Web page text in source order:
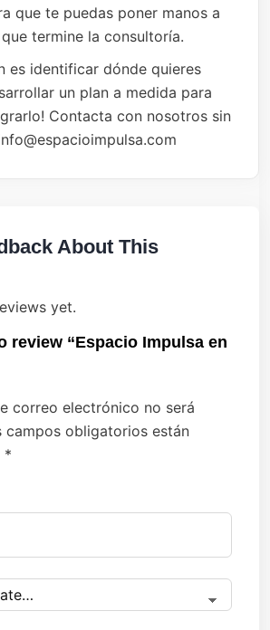
que te puedas poner manos a
termine la consultoría.
es identificar dónde quieres
un plan a medida para
Contacta con nosotros sin
About This
yet.
review “Espacio Impulsa en
correo electrónico no será
campos obligatorios están
*